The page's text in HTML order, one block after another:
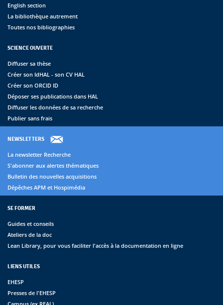
English section
La bibliothèque autrement
Toutes nos bibliographies
SCIENCE OUVERTE
Diffuser sa thèse
Créer son IdHAL - son CV HAL
Créer son ORCID ID
Déposer ses publications dans HAL
Diffuser les données de sa recherche
Publier sans frais
NEWSLETTERS
La newsletter Recherche
S'abonner aux alertes thématiques
Bulletin des nouvelles acquisitions
Dépêches APM et Hospimédia
SE FORMER
Guides et conseils
Ateliers de la doc
Lean Library, pour vous faciliter l'accès à la documentation en ligne
LIENS UTILES
EHESP
Presses de l'EHESP